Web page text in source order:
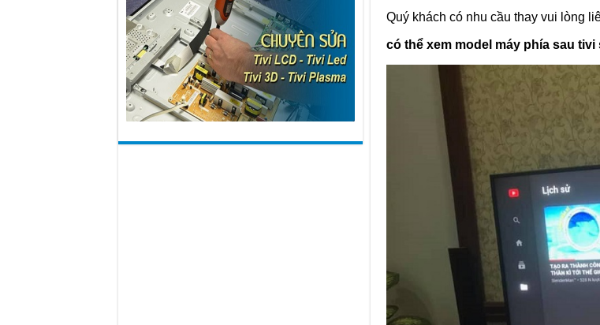
Quý khách có nhu cầu thay vui lòng
có thể xem model máy phía sau